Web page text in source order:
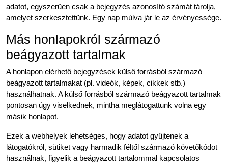
adatot, egyszerűen csak a bejegyzés azonosító számát tárolja,
amelyet szerkesztettünk. Egy nap múlva jár le az érvényessége.
Más honlapokról származó
beágyazott tartalmak
A honlapon elérhető bejegyzések külső forrásból származó
beágyazott tartalmakat (pl. videók, képek, cikkek stb.)
használhatnak. A külső forrásból származó beágyazott tartalmak
pontosan úgy viselkednek, mintha meglátogattunk volna egy
másik honlapot.
Ezek a webhelyek lehetséges, hogy adatot gyűjtenek a
látogatókról, sütiket vagy harmadik féltől származó követőkódot
használnak, figyelik a beágyazott tartalommal kapcsolatos